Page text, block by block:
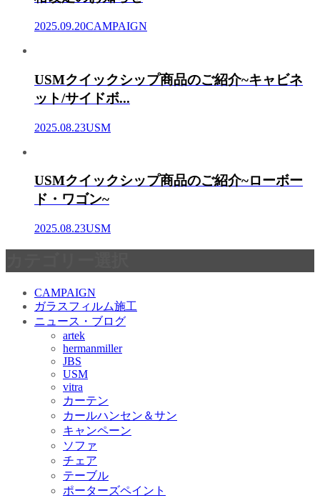
2025.09.20CAMPAIGN
USMクイックシップ商品のご紹介~キャビネ
ット/サイドボ...
2025.08.23USM
USMクイックシップ商品のご紹介~ローボー
ド・ワゴン~
2025.08.23USM
CAMPAIGN
ガラスフィルム施工
ニュース・ブログ
artek
hermanmiller
JBS
USM
vitra
カーテン
カールハンセン＆サン
キャンペーン
ソファ
チェア
テーブル
ポーターズペイント